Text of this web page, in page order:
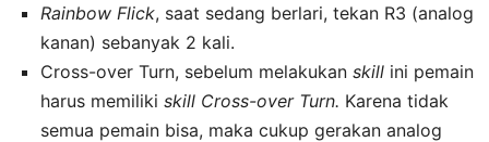
Rainbow Flick, saat sedang berlari, tekan R3 (analog
kanan) sebanyak 2 kali.
Cross-over Turn, sebelum melakukan skill ini pemain
harus memiliki skill Cross-over Turn. Karena tidak
semua pemain bisa, maka cukup gerakan analog